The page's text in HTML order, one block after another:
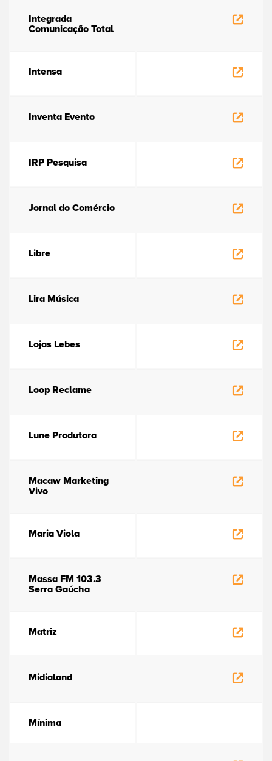
Integrada
Comunicação Total
Intensa
Inventa Evento
IRP Pesquisa
Jornal do Comércio
Libre
Lira Música
Lojas Lebes
Loop Reclame
Lune Produtora
Macaw Marketing
Vivo
Maria Viola
Massa FM 103.3
Serra Gaúcha
Matriz
Midialand
Mínima